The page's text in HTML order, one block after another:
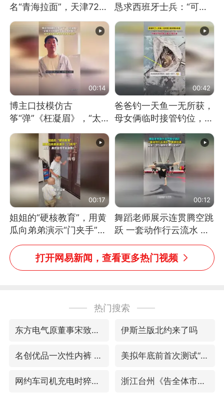
名“青海拉面”，天津72家
面馆已集体更换招牌
恳求西班牙士兵：“可不
可以不要把我遣返回国”
00:14
博主口技模仿古
筝“弹”《枉凝眉》，“太
像了～你是吃古筝长大的
吗？”“或将成为首位考级
不带古筝的选手。”（来
源：新华每日电讯）
00:42
爸爸钓一天鱼一无所获，
母女俩临时接管钓位，用
玩具鱼竿钓上大鱼
00:17
姐姐的“硬核教育”，用黄
瓜向弟弟演示“门夹手”，
网友：果然言传不如身
教！
00:12
舞蹈老师展示连贯腾空跳
跃 一套动作行云流水 节
奏感拉满 网友：怎么做
到又舞又武的？
打开网易新闻，查看更多热门视频
热门搜索
东方电气原董事宋致远被查 伊斯兰版北约来了吗
名创优品一次性内裤 颜面尽失 美拟年底前首次测试“金穹”反导系统
网约车司机充电时猝死保险拒赔 浙江台州《告全体市民书》